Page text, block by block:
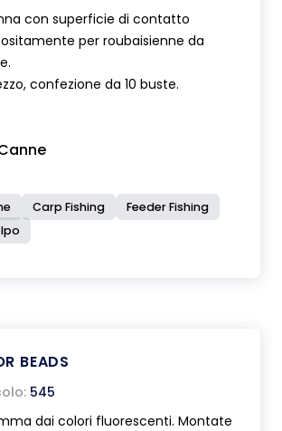
con superficie di contatto
per roubaisienne da
confezione da 10 buste.
Carp Fishing
Feeder Fishing
BEADS
545
dai colori fluorescenti. Montate